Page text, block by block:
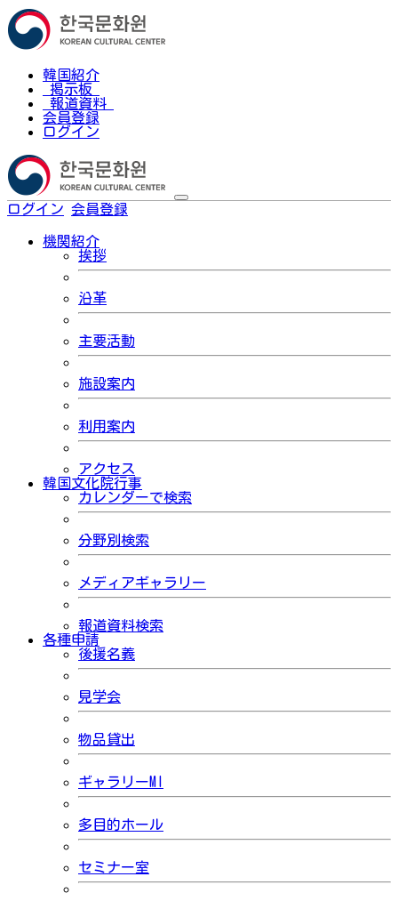
韓国紹介
掲示板
報道資料
会員登録
ログイン
ログイン 会員登録
機関紹介
挨拶
沿革
主要活動
施設案内
利用案内
アクセス
韓国文化院行事
カレンダーで検索
分野別検索
メディアギャラリー
報道資料検索
各種申請
後援名義
見学会
物品貸出
ギャラリーMI
多目的ホール
セミナー室